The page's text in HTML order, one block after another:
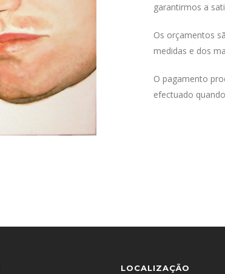
garantirmos a
Os orçamentos
medidas e dos
O pagamento
efectuado
LOCALIZAÇÃO